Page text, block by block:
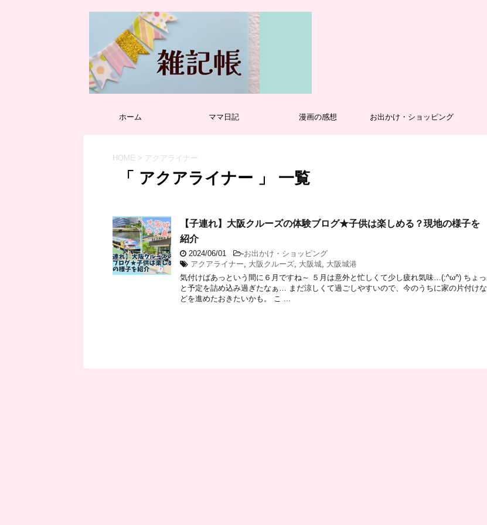
ホーム ママ日記 漫画の感想 お出かけ・ショッピング
HOME > アクアライナー
「 アクアライナー 」 一覧
【子連れ】大阪クルーズの体験ブログ★子供は楽しめる？現地の様子を
紹介
2024/06/01 -お出かけ・ショッピング
アクアライナー
大阪クルーズ 大阪城 大阪城港
気付けばあっという間に６月ですね～ ５月は意外と忙しくて少し疲れ気味…(;^ω^) ちょっ
と予定を詰め込み過ぎたなぁ… まだ涼しくて過ごしやすいので、今のうちに家の片付けな
どを進めたおきたいかも。 こ ...